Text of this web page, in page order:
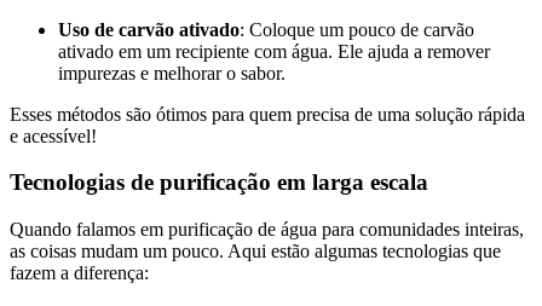
Uso de carvão ativado: Coloque um pouco de carvão
ativado em um recipiente com água. Ele ajuda a remover
impurezas e melhorar o sabor.
Esses métodos são ótimos para quem precisa de uma solução rápida
e acessível!
Tecnologias de purificação em larga escala
Quando falamos em purificação de água para comunidades inteiras,
as coisas mudam um pouco. Aqui estão algumas tecnologias que
fazem a diferença: